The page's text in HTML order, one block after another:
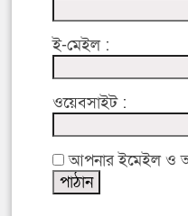
ই-মেইল :
ওয়েবসাইট :
আপনার ইমেইল ও